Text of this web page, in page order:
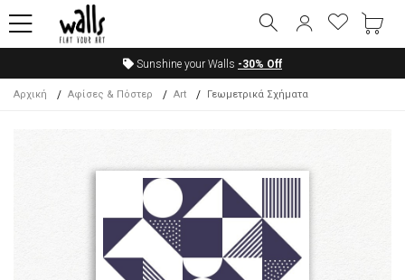
Sunshine your Walls -30% Off
Αρχική Αφίσες & Πόστερ Art Γεωμετρικά Σχήματα